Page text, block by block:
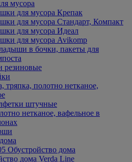
мусора
для мусора Крепак
для мусора Стандарт, Компакт
для мусора Идеал
для мусора Avikomp
в бочки, пакеты для
резиновые
тряпка, полотно нетканое,
штучные
нетканое, вафельное в
Обустройство дома
дома Verda Line